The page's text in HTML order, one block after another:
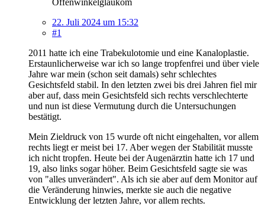
22. Juli 2024 um 15:32
#1
2011 hatte ich eine Trabekulotomie und eine Kanaloplastie.
Erstaunlicherweise war ich so lange tropfenfrei und über viele
Jahre war mein (schon seit damals) sehr schlechtes
Gesichtsfeld stabil. In den letzten zwei bis drei Jahren fiel mir
aber auf, dass mein Gesichtsfeld sich rechts verschlechterte
und nun ist diese Vermutung durch die Untersuchungen
bestätigt.
Mein Zieldruck von 15 wurde oft nicht eingehalten, vor allem
rechts liegt er meist bei 17. Aber wegen der Stabilität musste
ich nicht tropfen. Heute bei der Augenärztin hatte ich 17 und
19, also links sogar höher. Beim Gesichtsfeld sagte sie was
von "alles unverändert". Als ich sie aber auf dem Monitor auf
die Veränderung hinwies, merkte sie auch die negative
Entwicklung der letzten Jahre, vor allem rechts.